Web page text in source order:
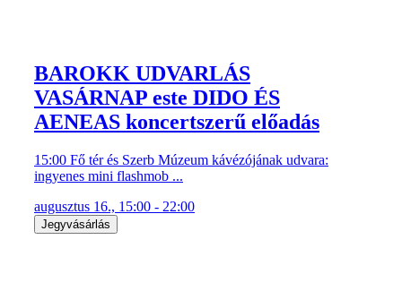
BAROKK UDVARLÁS
VASÁRNAP este DIDO ÉS
AENEAS koncertszerű előadás
15:00 Fő tér és Szerb Múzeum kávézójának udvara:
ingyenes mini flashmob ...
augusztus 16., 15:00 - 22:00
Jegyvásárlás